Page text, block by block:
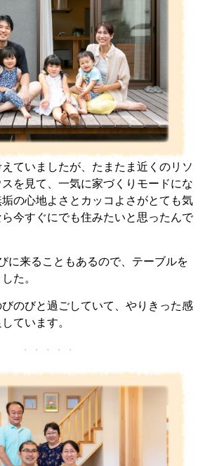
ていましたが、たまたま近くのリソ
を見て、一気に家づくりモードにな
の心地よさとカッコよさがとても気
今すぐにでも住みたいと思ったんで
に来ることもあるので、テーブルを
た。
のびと過ごしていて、 やりきった感
ています。
・・・・・